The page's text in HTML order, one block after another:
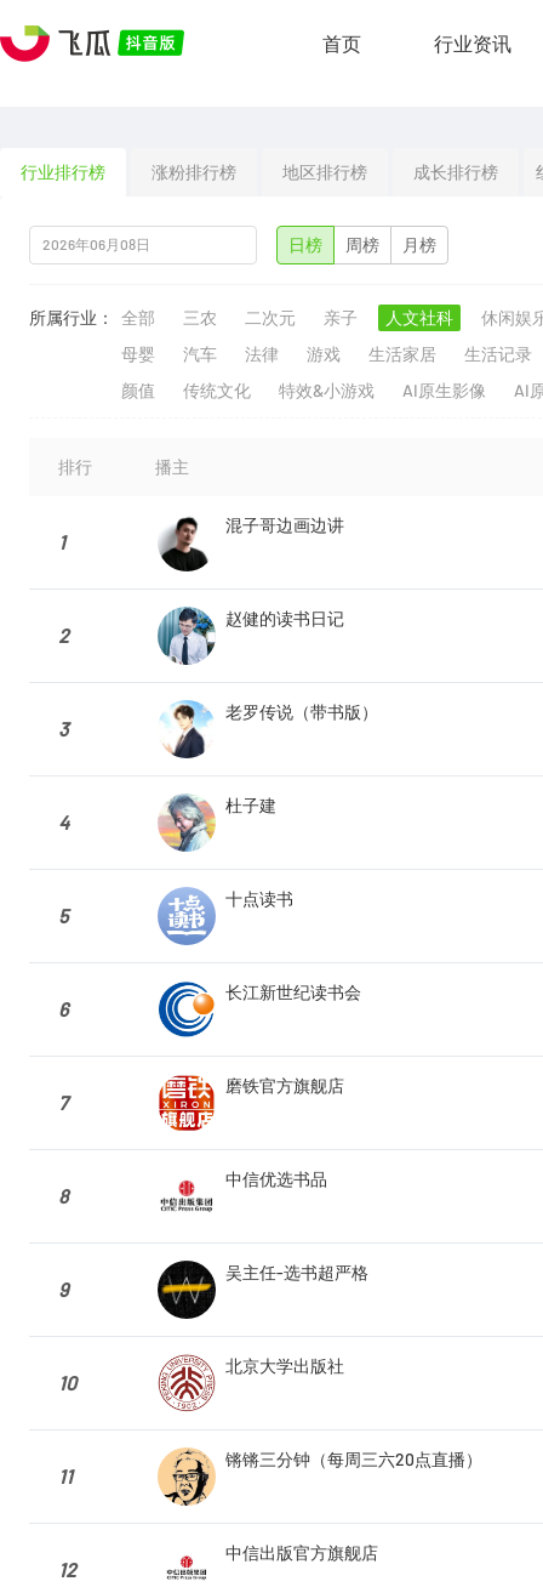
首页 行业资讯
行业排行榜 涨粉排行榜 地区排行榜 成长排行榜
日榜 周榜 月榜
所属行业： 全部 三农 二次元 亲子 人文社科
休闲娱
母婴
汽车 法律 游戏 生活家居
生活记录
颜值
传统文化 特效&小游戏 AI原生影像 AI
排行 播主
1
混子哥边画边讲
2
赵健的读书日记
3
老罗传说（带书版）
4
杜子建
5
十点读书
6
长江新世纪读书会
7
磨铁官方旗舰店
8
中信优选书品
9
吴主任-选书超严格
10
北京大学出版社
11
锵锵三分钟（每周三六20点直播）
12
中信出版官方旗舰店